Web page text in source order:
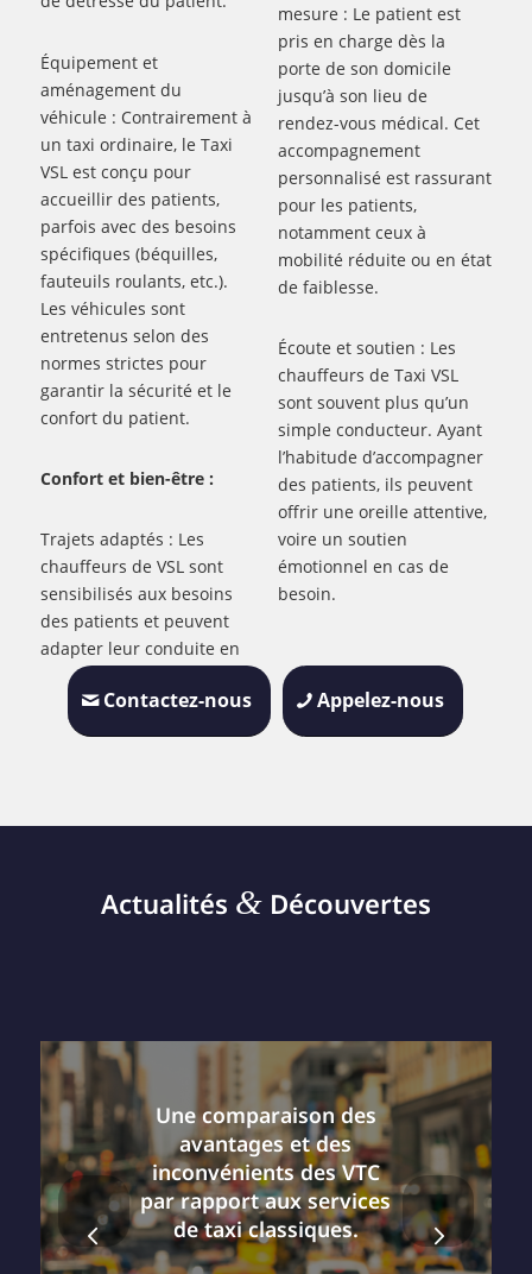
Équipement et
aménagement du
véhicule : Contrairement à
un taxi ordinaire, le Taxi
VSL est conçu pour
accueillir des patients,
parfois avec des besoins
spécifiques (béquilles,
fauteuils roulants, etc.).
Les véhicules sont
entretenus selon des
normes strictes pour
garantir la sécurité et le
confort du patient.
Confort et bien-être :
Trajets adaptés : Les
chauffeurs de VSL sont
sensibilisés aux besoins
des patients et peuvent
adapter leur conduite en
mesure : Le patient est
pris en charge dès la
porte de son domicile
jusqu’à son lieu de
rendez-vous médical. Cet
accompagnement
personnalisé est rassurant
pour les patients,
notamment ceux à
mobilité réduite ou en état
de faiblesse.
Écoute et soutien : Les
chauffeurs de Taxi VSL
sont souvent plus qu’un
simple conducteur. Ayant
l’habitude d’accompagner
des patients, ils peuvent
offrir une oreille attentive,
voire un soutien
émotionnel en cas de
besoin.
Contactez-nous Appelez-nous
Actualités &Découvertes
Une comparaison des
avantages et des
inconvénients des VTC
par rapport aux services
de taxi classiques.
Pourquoi choisir le taxi
médical plutôt qu’un
autre mode de transport
pour vos rdv médicaux
dans les Bouches-du-
Rhône ?
Suivant